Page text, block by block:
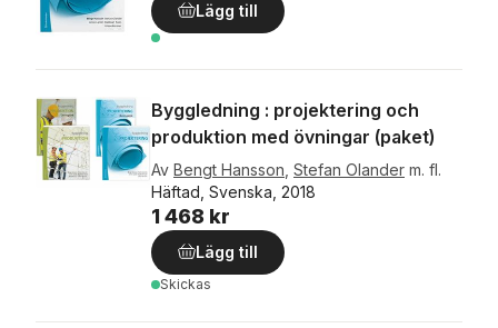
Lägg till
Byggledning : projektering och
produktion med övningar (paket)
Av Bengt Hansson Stefan Olander m. fl.
Häftad, Svenska, 2018
1 468 kr
Lägg till
Skickas